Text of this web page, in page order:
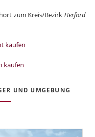
zum Kreis/BezirkHerford
kaufen
kaufen
UND UMGEBUNG